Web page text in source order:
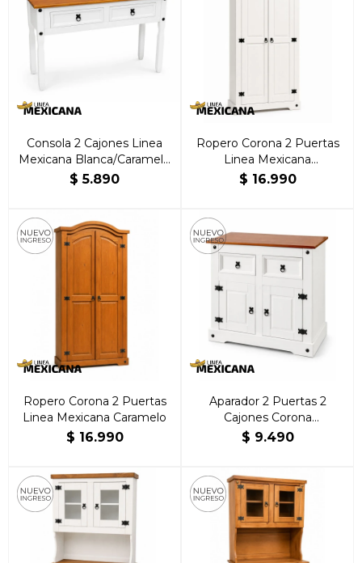
Consola 2 Cajones Linea
Mexicana Blanca/Caramelo
| Brillante Hogar
$ 5.890
Ropero Corona 2 Puertas
Linea Mexicana
Blanco/Caramelo
$ 16.990
Ropero Corona 2 Puertas
Linea Mexicana Caramelo
$ 16.990
Aparador 2 Puertas 2
Cajones Corona
Blanca/Caramelo | Brillante
$ 9.490